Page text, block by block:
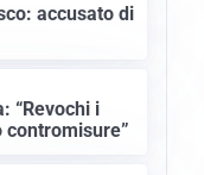
accusato di
“Revochi i